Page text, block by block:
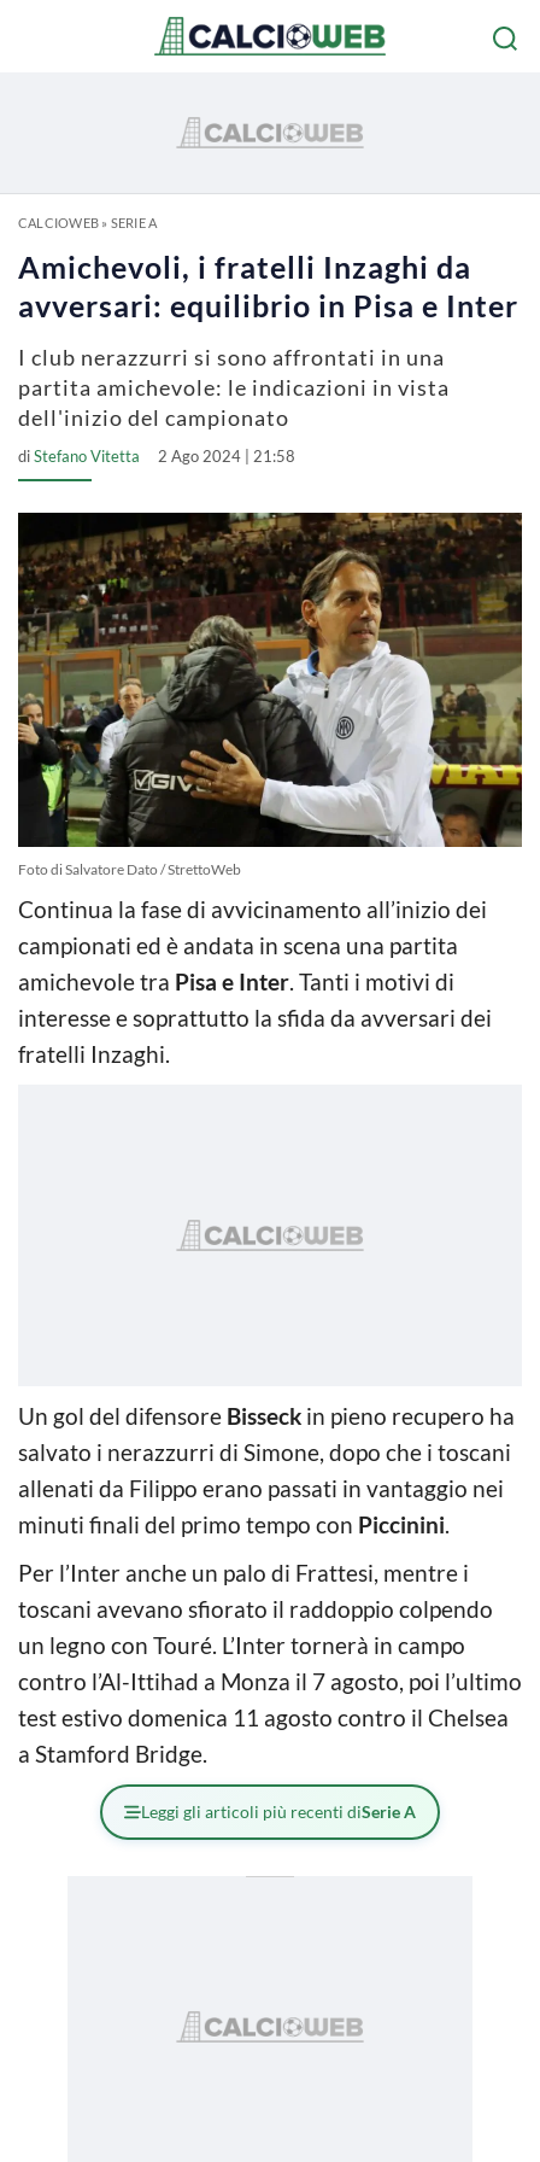
CALCIOWEB» SERIE A
Amichevoli, i fratelli Inzaghi da
avversari: equilibrio in Pisa e Inter
I club nerazzurri si sono affrontati in una
partita amichevole: le indicazioni in vista
dell'inizio del campionato
diStefano Vitetta 2 Ago 2024 | 21:58
Foto di Salvatore Dato / StrettoWeb
Continua la fase di avvicinamento all’inizio dei
campionati ed è andata in scena una partita
amichevole tra Pisa e Inter. Tanti i motivi di
interesse e soprattutto la sfida da avversari dei
fratelli Inzaghi.
Un gol del difensore Bisseck in pieno recupero ha
salvato i nerazzurri di Simone, dopo che i toscani
allenati da Filippo erano passati in vantaggio nei
minuti finali del primo tempo con Piccinini.
Per l’Inter anche un palo di Frattesi, mentre i
toscani avevano sfiorato il raddoppio colpendo
un legno con Touré. L’Inter tornerà in campo
contro l’Al-Ittihad a Monza il 7 agosto, poi l’ultimo
test estivo domenica 11 agosto contro il Chelsea
a Stamford Bridge.
Leggi gli articoli più recenti diSerie A